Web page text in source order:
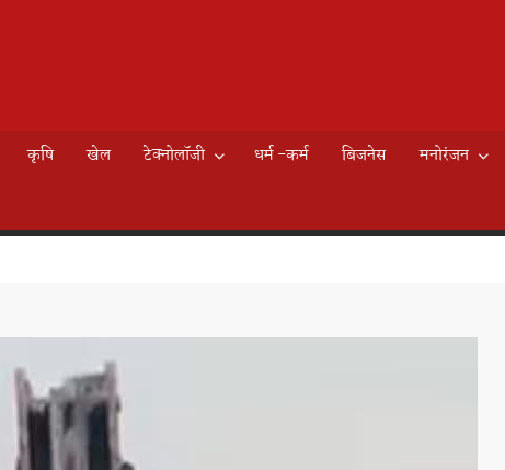
कृषि खेल टेक्नोलॉजी धर्म -कर्म बिजनेस
मनोरंजन